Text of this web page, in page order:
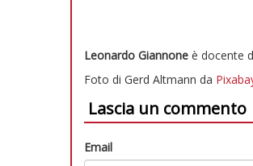
Leonardo Giannone è docente
Foto di Gerd Altmann da
Lascia un commento
Email